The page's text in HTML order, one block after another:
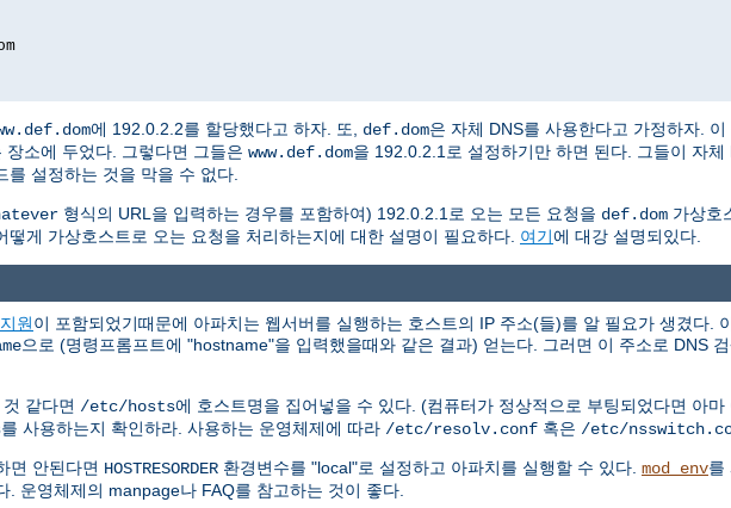
에 192.0.2.2를 할당했다고 하자. 또, def.dom은 자체 DNS를 사용한다고 가정하자. 이
소에 두었다. 그렇다면 그들은 www.def.dom을 192.0.2.1로 설정하기만 하면 된다. 그들이 자
를 설정하는 것을 막을 수 없다.
형식의 URL을 입력하는 경우를 포함하여) 192.0.2.1로 오는 모든 요청을 def.dom 가상호
게 가상호스트로 오는 요청을 처리하는지에 대한 설명이 필요하다. 여기에 대강 설명되있다.
원이 포함되었기때문에 아파치는 웹서버를 실행하는 호스트의 IP 주소(들)를 알 필요가 생겼다.
으로 (명령프롬프트에 "hostname"을 입력했을때와 같은 결과) 얻는다. 그러면 이 주소로 DNS
같다면 /etc/hosts에 호스트명을 집어넣을 수 있다. (컴퓨터가 정상적으로 부팅되었다면 아
를 사용하는지 확인하라. 사용하는 운영체제에 따라 /etc/resolv.conf 혹은 /etc/
면 안된다면 HOSTRESORDER 환경변수를 "local"로 설정하고 아파치를 실행할 수 있다. mod_env를
. 운영체제의 manpage나 FAQ를 참고하는 것이 좋다.